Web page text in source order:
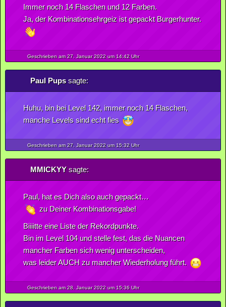
Immer noch 14 Flaschen und 12 Farben.
Ja, der Kombinationsehrgeiz ist gepackt Burgerhunter.
Geschrieben am 27. Januar2022um 14:42 Uhr
Paul Pupssagte:
Huhu, bin bei Level 142, immer noch 14 Flaschen,
manche Levels sind echt fies
Geschrieben am 27. Januar2022um 15:32 Uhr
MMICKYYsagte:
Paul, hat es Dich also auch gepackt…
zu Deiner Kombinationsgabe!
Biiiitte eine Liste der Rekordpunkte.
Bin im Level 104 und stelle fest, das die Nuancen
mancher Farben sich wenig unterscheiden,
was leider AUCH zu mancher Wiederholung führt.
Geschrieben am 28. Januar2022um 15:36 Uhr